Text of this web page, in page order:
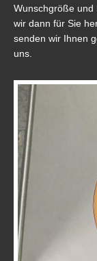
Wunschgröße und
wir dann für Sie
senden wir Ihnen
uns.